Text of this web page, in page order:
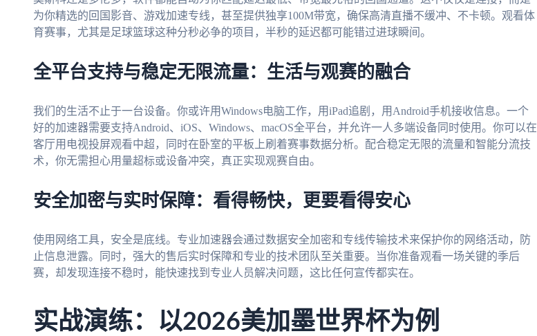
为你精选的回国影音、游戏加速专线，甚至提供独享100M带宽，确保高清直播不缓冲、不卡顿。观看体
育赛事，尤其是足球篮球这种分秒必争的项目，半秒的延迟都可能错过进球瞬间。
全平台支持与稳定无限流量：生活与观赛的融合
我们的生活不止于一台设备。你或许用Windows电脑工作，用iPad追剧，用Android手机接收信息。一个
好的加速器需要支持Android、iOS、Windows、macOS全平台，并允许一人多端设备同时使用。你可以在
客厅用电视投屏观看中超，同时在卧室的平板上刷着赛事数据分析。配合稳定无限的流量和智能分流技
术，你无需担心用量超标或设备冲突，真正实现观赛自由。
安全加密与实时保障：看得畅快，更要看得安心
使用网络工具，安全是底线。专业加速器会通过数据安全加密和专线传输技术来保护你的网络活动，防
止信息泄露。同时，强大的售后实时保障和专业的技术团队至关重要。当你准备观看一场关键的季后
赛，却发现连接不稳时，能快速找到专业人员解决问题，这比任何宣传都实在。
实战演练：以2026美加墨世界杯为例